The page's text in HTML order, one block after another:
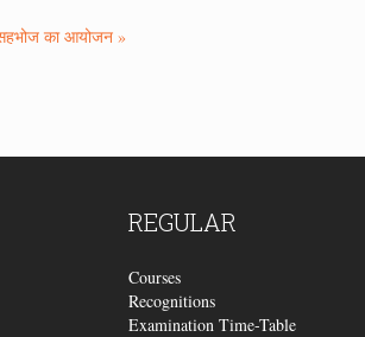
का आयोजन »
REGULAR
Courses
Recognitions
Examination Time-Table